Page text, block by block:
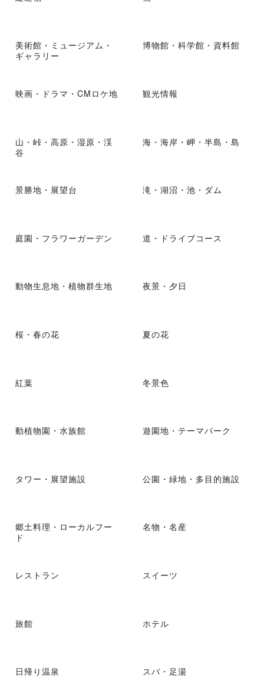
美術館・ミュージアム・
ギャラリー
博物館・科学館・資料館
映画・ドラマ・CMロケ地 観光情報
山・峠・高原・湿原・渓
谷
海・海岸・岬・半島・島
景勝地・展望台 滝・湖沼・池・ダム
庭園・フラワーガーデン 道・ドライブコース
動物生息地・植物群生地 夜景・夕日
桜・春の花 夏の花
紅葉 冬景色
動植物園・水族館 遊園地・テーマパーク
タワー・展望施設 公園・緑地・多目的施設
郷土料理・ローカルフー
ド
名物・名産
レストラン スイーツ
旅館 ホテル
日帰り温泉 スパ・足湯